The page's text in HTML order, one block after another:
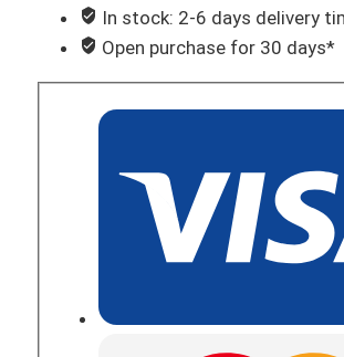
In stock: 2-6 days delivery
Open purchase for 30 days*